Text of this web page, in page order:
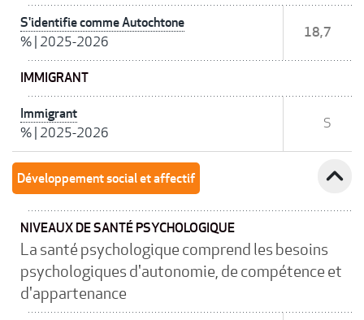
S'identifie comme Autochtone
% 2025-2026
18,7
IMMIGRANT
Immigrant
% 2025-2026
S
Développement social et affectif expand_less
NIVEAUX DE SANTÉ PSYCHOLOGIQUE
La santé psychologique comprend les besoins
psychologiques d'autonomie, de compétence et
d'appartenance